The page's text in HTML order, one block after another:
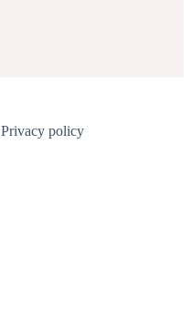
Privacy policy